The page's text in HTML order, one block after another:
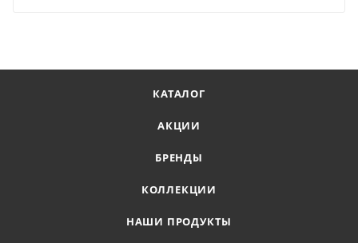
КАТАЛОГ
АКЦИИ
БРЕНДЫ
КОЛЛЕКЦИИ
НАШИ ПРОДУКТЫ